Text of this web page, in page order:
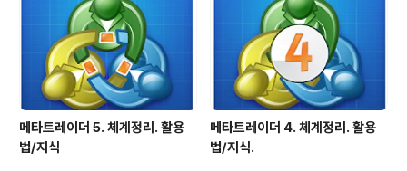
메타트레이더 5. 체계정리. 활용
법/지식
메타트레이더 4. 체계정리. 활용
법/지식.